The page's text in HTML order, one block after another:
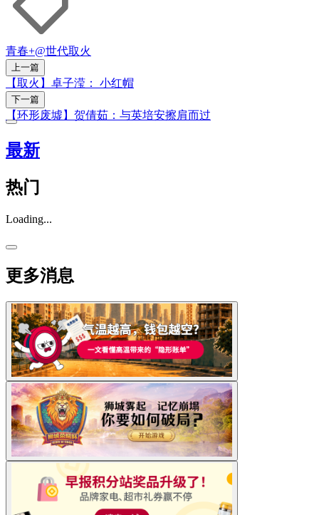
青春+@世代取火
上一篇
【取火】卓子滢： 小红帽
下一篇
【环形废墟】贺倩茹：与英培安擦肩而过
最新
热门
Loading...
更多消息